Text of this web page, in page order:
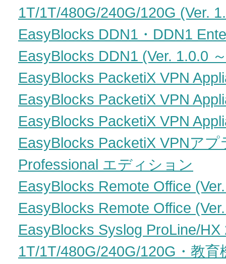
1T/1T/480G/240G/120G (Ver.
EasyBlocks DDN1・DDN1
EasyBlocks DDN1 (Ver. 1.0.0
EasyBlocks PacketiX VPN
EasyBlocks PacketiX VPN
EasyBlocks PacketiX VPN
EasyBlocks PacketiX VPNア
Professional エディション
EasyBlocks Remote Office
EasyBlocks Remote Office
EasyBlocks Syslog ProLine/HX
1T/1T/480G/240G/120G・教